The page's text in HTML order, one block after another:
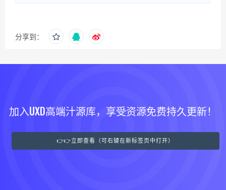
分享到：
加入UXD高端汁源库，享受资源免费持久更新！
👉👉立即查看（可右键在新标签页中打开）